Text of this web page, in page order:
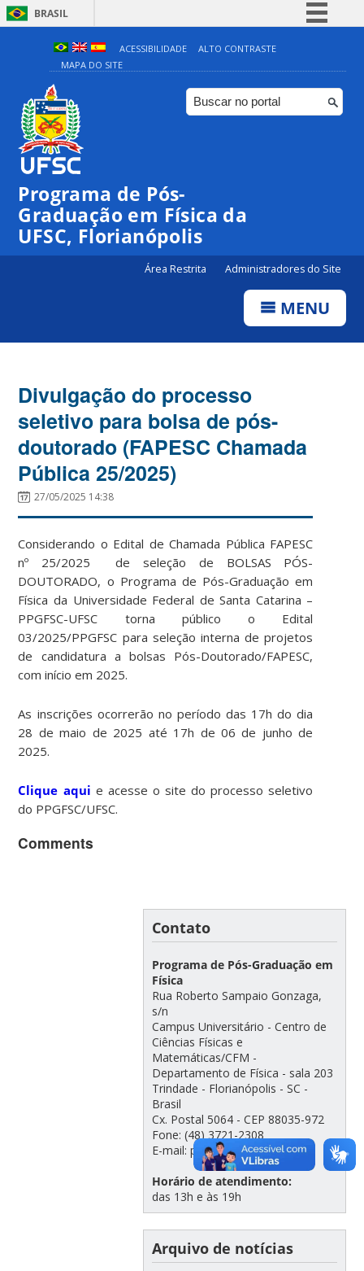
BRASIL
Simplifique!
Comunica BR
Participe
ACESSIBILIDADE
ALTO CONTRASTE
MAPA DO SITE
Programa de Pós-
Graduação em Física da
UFSC, Florianópolis
Área Restrita Administradores do Site
MENU
Divulgação do processo
seletivo para bolsa de pós-
doutorado (FAPESC Chamada
Pública 25/2025)
27/05/2025 14:38
Considerando o Edital de Chamada Pública FAPESC
nº 25/2025 de seleção de BOLSAS PÓS-
DOUTORADO, o Programa de Pós-Graduação em
Física da Universidade Federal de Santa Catarina –
PPGFSC-UFSC torna público o Edital
03/2025/PPGFSC para seleção interna de projetos
de candidatura a bolsas Pós-Doutorado/FAPESC,
com início em 2025.
As inscrições ocorrerão no período das 17h do dia
28 de maio de 2025 até 17h de 06 de junho de
2025.
Clique aqui e acesse o site do processo seletivo
do PPGFSC/UFSC.
Comments
Contato
Programa de Pós-Graduação em
Física
Rua Roberto Sampaio Gonzaga,
s/n
Campus Universitário - Centro de
Ciências Físicas e
Matemáticas/CFM -
Departamento de Física - sala 203
Trindade - Florianópolis - SC -
Brasil
Cx. Postal 5064 - CEP 88035-972
Fone: (48) 3721-2308
E-mail: ppgfsc@contato.ufsc.br
Horário de atendimento:
das 13h e às 19h
Arquivo de notícias